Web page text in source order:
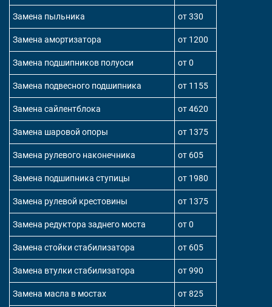
Замена пыльника от 330
Замена амортизатора от 1200
Замена подшипников полуоси от 0
Замена подвесного подшипника от 1155
Замена сайлентблока от 4620
Замена шаровой опоры от 1375
Замена рулевого наконечника от 605
Замена подшипника ступицы от 1980
Замена рулевой крестовины от 1375
Замена редуктора заднего моста от 0
Замена стойки стабилизатора от 605
Замена втулки стабилизатора от 990
Замена масла в мостах от 825